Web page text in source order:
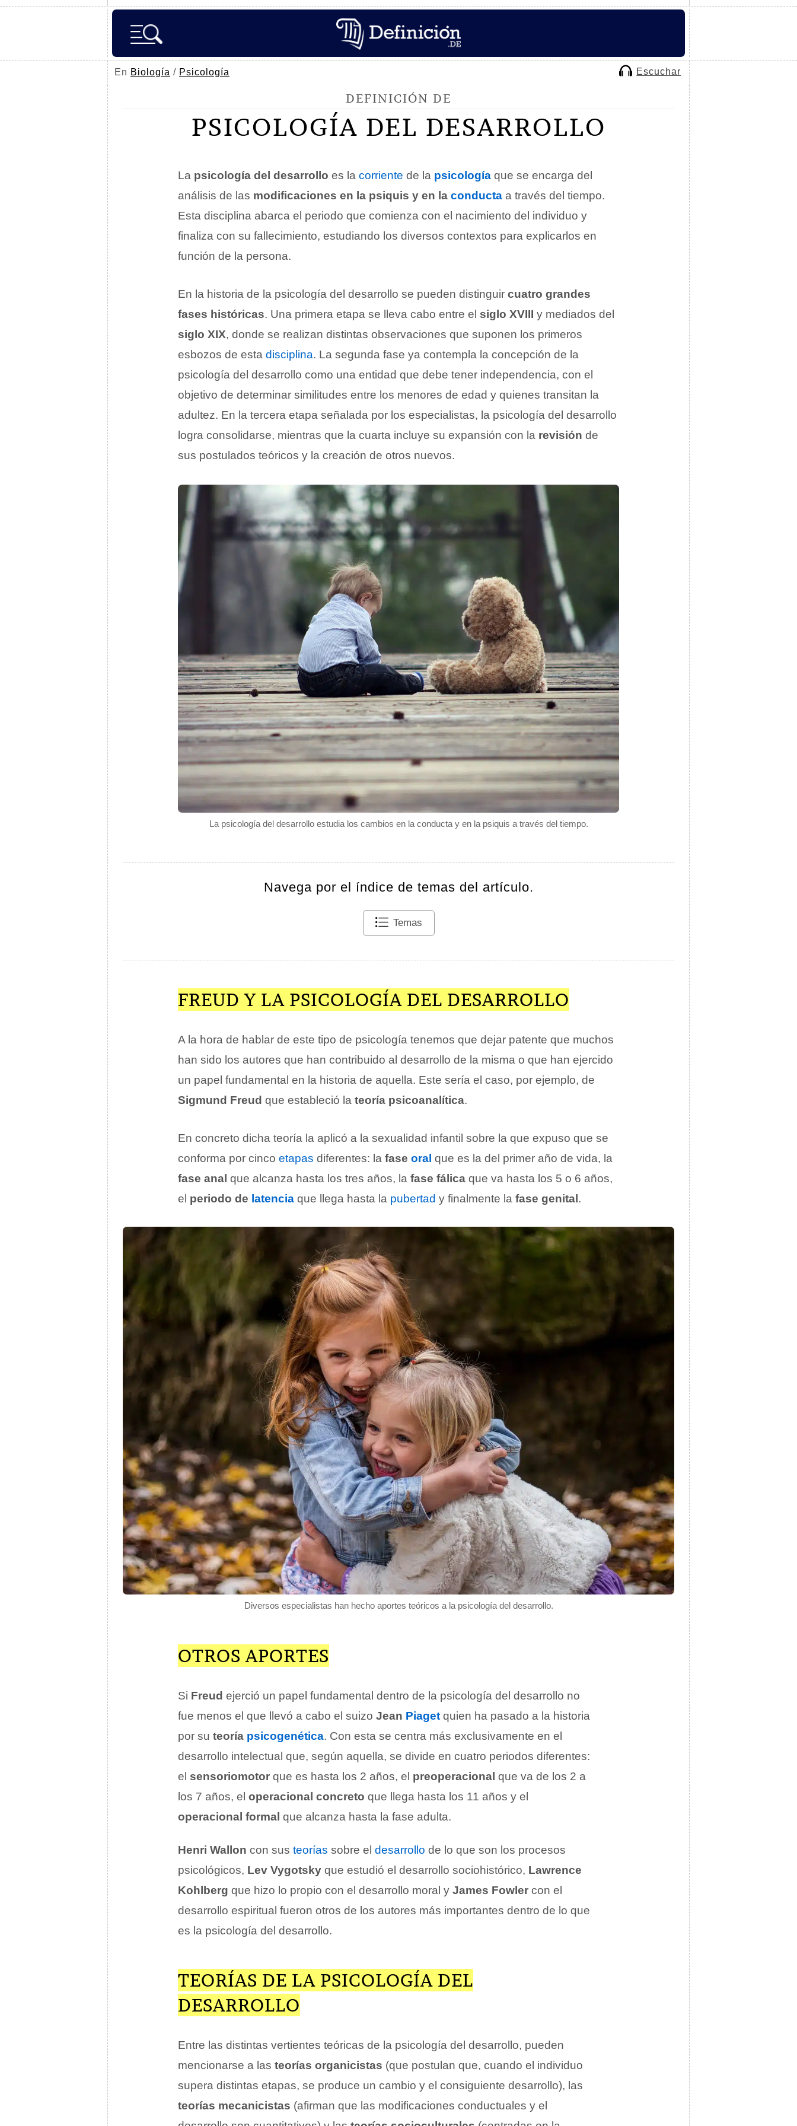
En Biología / Psicología Escuchar
DEFINICIÓN DE
PSICOLOGÍA DEL DESARROLLO
La psicología del desarrollo estudia los cambios en la conducta y en la psiquis a través del tiempo.
La psicología del desarrollo es la corriente de la psicología que se encarga del
análisis de las modificaciones en la psiquis y en la conducta a través del tiempo.
Esta disciplina abarca el periodo que comienza con el nacimiento del individuo y
finaliza con su fallecimiento, estudiando los diversos contextos para explicarlos en
función de la persona.
En la historia de la psicología del desarrollo se pueden distinguir cuatro grandes
fases históricas. Una primera etapa se lleva cabo entre el siglo XVIII y mediados del
siglo XIX, donde se realizan distintas observaciones que suponen los primeros
esbozos de esta disciplina. La segunda fase ya contempla la concepción de la
psicología del desarrollo como una entidad que debe tener independencia, con el
objetivo de determinar similitudes entre los menores de edad y quienes transitan la
adultez. En la tercera etapa señalada por los especialistas, la psicología del desarrollo
logra consolidarse, mientras que la cuarta incluye su expansión con la revisión de
sus postulados teóricos y la creación de otros nuevos.
Navega por el índice de temas del artículo.
Temas
FREUD Y LA PSICOLOGÍA DEL DESARROLLO
A la hora de hablar de este tipo de psicología tenemos que dejar patente que muchos
han sido los autores que han contribuido al desarrollo de la misma o que han ejercido
un papel fundamental en la historia de aquella. Este sería el caso, por ejemplo, de
Sigmund Freud que estableció la teoría psicoanalítica.
En concreto dicha teoría la aplicó a la sexualidad infantil sobre la que expuso que se
conforma por cinco etapas diferentes: la fase oral que es la del primer año de vida, la
fase anal que alcanza hasta los tres años, la fase fálica que va hasta los 5 o 6 años,
el periodo de latencia que llega hasta la pubertad y finalmente la fase genital .
Diversos especialistas han hecho aportes teóricos a la psicología del desarrollo.
OTROS APORTES
Si Freud ejerció un papel fundamental dentro de la psicología del desarrollo no
fue menos el que llevó a cabo el suizo Jean Piaget quien ha pasado a la historia
por su teoría psicogenética. Con esta se centra más exclusivamente en el
desarrollo intelectual que, según aquella, se divide en cuatro periodos diferentes:
el sensoriomotor que es hasta los 2 años, el preoperacional que va de los 2 a
los 7 años, el operacional concreto que llega hasta los 11 años y el
operacional formal que alcanza hasta la fase adulta.
Henri Wallon con sus teorías sobre el desarrollo de lo que son los procesos
psicológicos, Lev Vygotsky que estudió el desarrollo sociohistórico, Lawrence
Kohlberg que hizo lo propio con el desarrollo moral y James Fowler con el
desarrollo espiritual fueron otros de los autores más importantes dentro de lo que
es la psicología del desarrollo.
TEORÍAS DE LA PSICOLOGÍA DEL
DESARROLLO
Entre las distintas vertientes teóricas de la psicología del desarrollo, pueden
mencionarse a las teorías organicistas (que postulan que, cuando el individuo
supera distintas etapas, se produce un cambio y el consiguiente desarrollo), las
teorías mecanicistas (afirman que las modificaciones conductuales y el